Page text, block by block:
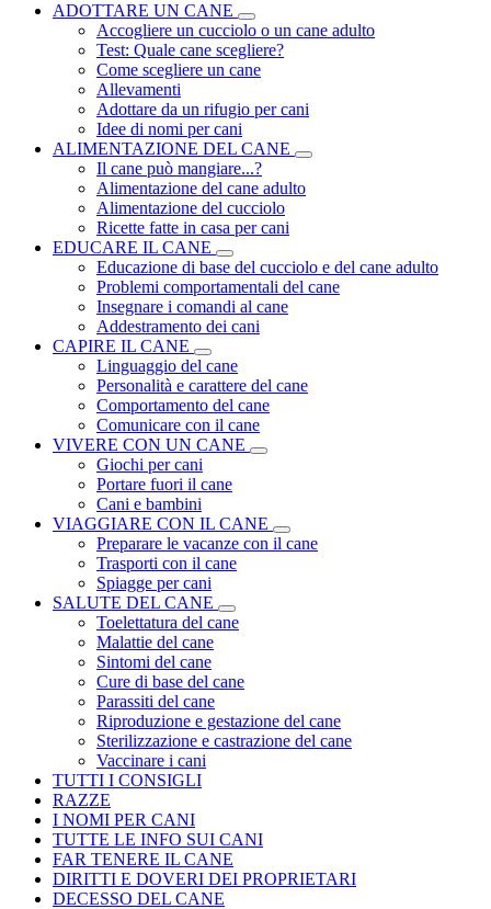
ADOTTARE UN CANE
Accogliere un cucciolo o un cane adulto
Test: Quale cane scegliere?
Come scegliere un cane
Allevamenti
Adottare da un rifugio per cani
Idee di nomi per cani
ALIMENTAZIONE DEL CANE
Il cane può mangiare...?
Alimentazione del cane adulto
Alimentazione del cucciolo
Ricette fatte in casa per cani
EDUCARE IL CANE
Educazione di base del cucciolo e del cane adulto
Problemi comportamentali del cane
Insegnare i comandi al cane
Addestramento dei cani
CAPIRE IL CANE
Linguaggio del cane
Personalità e carattere del cane
Comportamento del cane
Comunicare con il cane
VIVERE CON UN CANE
Giochi per cani
Portare fuori il cane
Cani e bambini
VIAGGIARE CON IL CANE
Preparare le vacanze con il cane
Trasporti con il cane
Spiagge per cani
SALUTE DEL CANE
Toelettatura del cane
Malattie del cane
Sintomi del cane
Cure di base del cane
Parassiti del cane
Riproduzione e gestazione del cane
Sterilizzazione e castrazione del cane
Vaccinare i cani
TUTTI I CONSIGLI
RAZZE
I NOMI PER CANI
TUTTE LE INFO SUI CANI
FAR TENERE IL CANE
DIRITTI E DOVERI DEI PROPRIETARI
DECESSO DEL CANE